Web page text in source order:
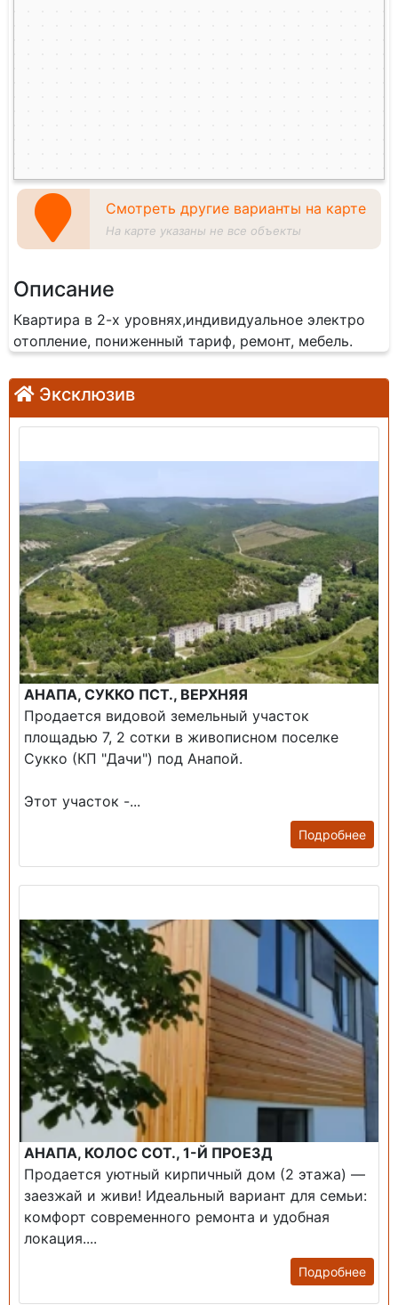
Смотреть другие варианты на карте
На карте указаны не все объекты
Описание
Квартира в 2-х уровнях,индивидуальное электро
отопление, пониженный тариф, ремонт, мебель.
Эксклюзив
АНАПА, СУККО ПСТ., ВЕРХНЯЯ
Продается видовой земельный участок
площадью 7, 2 сотки в живописном поселке
Сукко (КП "Дачи") под Анапой.
Этот участок -...
Подробнее
АНАПА, КОЛОС СОТ., 1-Й ПРОЕЗД
Продается уютный кирпичный дом (2 этажа) —
заезжай и живи! ​Идеальный вариант для семьи:
комфорт современного ремонта и удобная
локация....
Подробнее